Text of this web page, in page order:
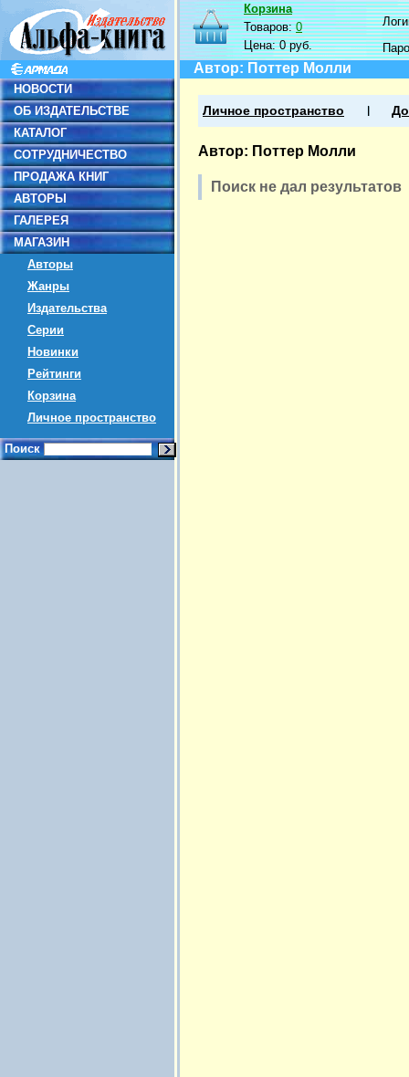
НОВОСТИ
ОБ ИЗДАТЕЛЬСТВЕ
КАТАЛОГ
СОТРУДНИЧЕСТВО
ПРОДАЖА КНИГ
АВТОРЫ
ГАЛЕРЕЯ
МАГАЗИН
Авторы
Жанры
Издательства
Серии
Новинки
Рейтинги
Корзина
Личное пространство
Поиск
Корзина
Товаров:0
Цена:0 руб.
Автор: Поттер Молли
Личное пространство
Автор: Поттер Молли
Поиск не дал результатов